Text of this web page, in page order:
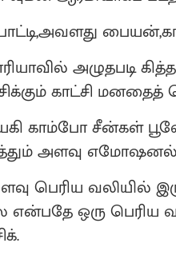
அழுதபடி
காட்சி மனதைத்
காம்போ சீன்கள்
அளவு
பெரிய வலியில்
ஒரு பெரிய